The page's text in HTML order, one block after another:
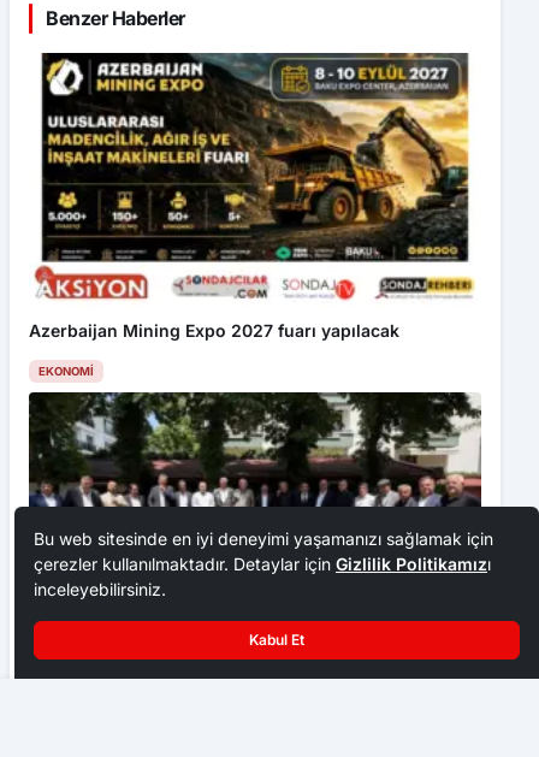
Benzer Haberler
Azerbaijan Mining Expo 2027 fuarı yapılacak
EKONOMI
Bu web sitesinde en iyi deneyimi yaşamanızı sağlamak için
çerezler kullanılmaktadır. Detaylar için Gizlilik Politikamızı
inceleyebilirsiniz.
Kabul Et